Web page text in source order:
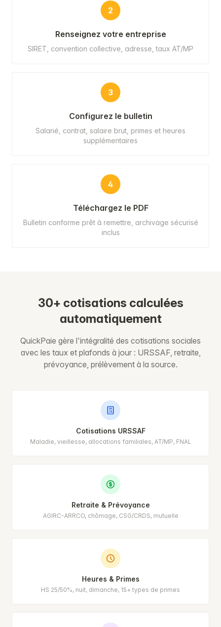
2
Renseignez votre entreprise
SIRET, convention collective, adresse, taux AT/MP
3
Configurez le bulletin
Salarié, contrat, salaire brut, primes et heures
supplémentaires
4
Téléchargez le PDF
Bulletin conforme prêt à remettre, archivage sécurisé
inclus
30+ cotisations calculées
automatiquement
QuickPaie gère l'intégralité des cotisations sociales
avec les taux et plafonds à jour : URSSAF, retraite,
prévoyance, prélèvement à la source.
Cotisations URSSAF
Maladie, vieillesse, allocations familiales, AT/MP, FNAL
Retraite & Prévoyance
AGIRC-ARRCO, chômage, CSG/CRDS, mutuelle
Heures & Primes
HS 25/50%, nuit, dimanche, 15+ types de primes